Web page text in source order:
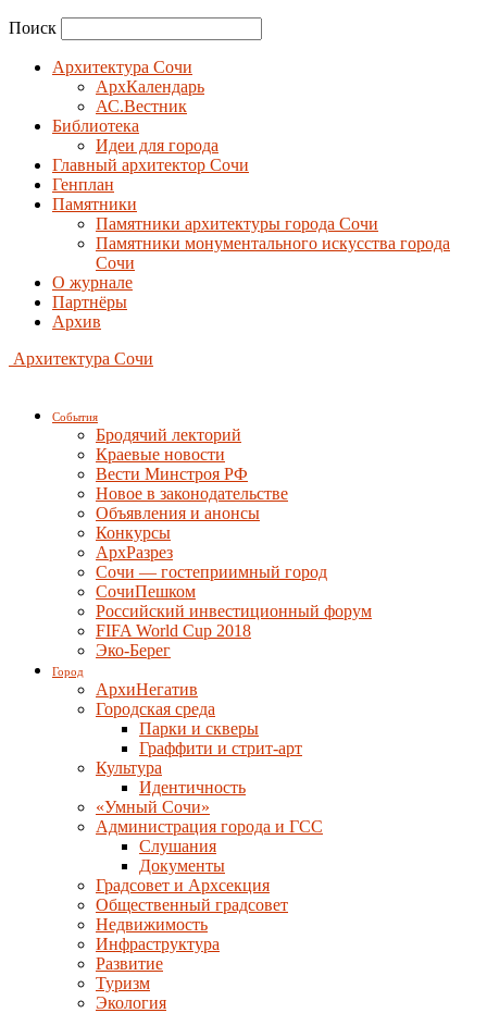
Поиск
Архитектура Сочи
АрхКалендарь
АС.Вестник
Библиотека
Идеи для города
Главный архитектор Сочи
Генплан
Памятники
Памятники архитектуры города Сочи
Памятники монументального искусства города
Сочи
О журнале
Партнёры
Архив
Архитектура Сочи
События
Бродячий лекторий
Краевые новости
Вести Минстроя РФ
Новое в законодательстве
Объявления и анонсы
Конкурсы
АрхРазрез
Сочи — гостеприимный город
СочиПешком
Российский инвестиционный форум
FIFA World Cup 2018
Эко-Берег
Город
АрхиНегатив
Городская среда
Парки и скверы
Граффити и стрит-арт
Культура
Идентичность
«Умный Сочи»
Администрация города и ГСС
Слушания
Документы
Градсовет и Архсекция
Общественный градсовет
Недвижимость
Инфраструктура
Развитие
Туризм
Экология